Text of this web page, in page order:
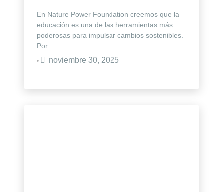
En Nature Power Foundation creemos que la
educación es una de las herramientas más
poderosas para impulsar cambios sostenibles.
Por …
• noviembre 30, 2025